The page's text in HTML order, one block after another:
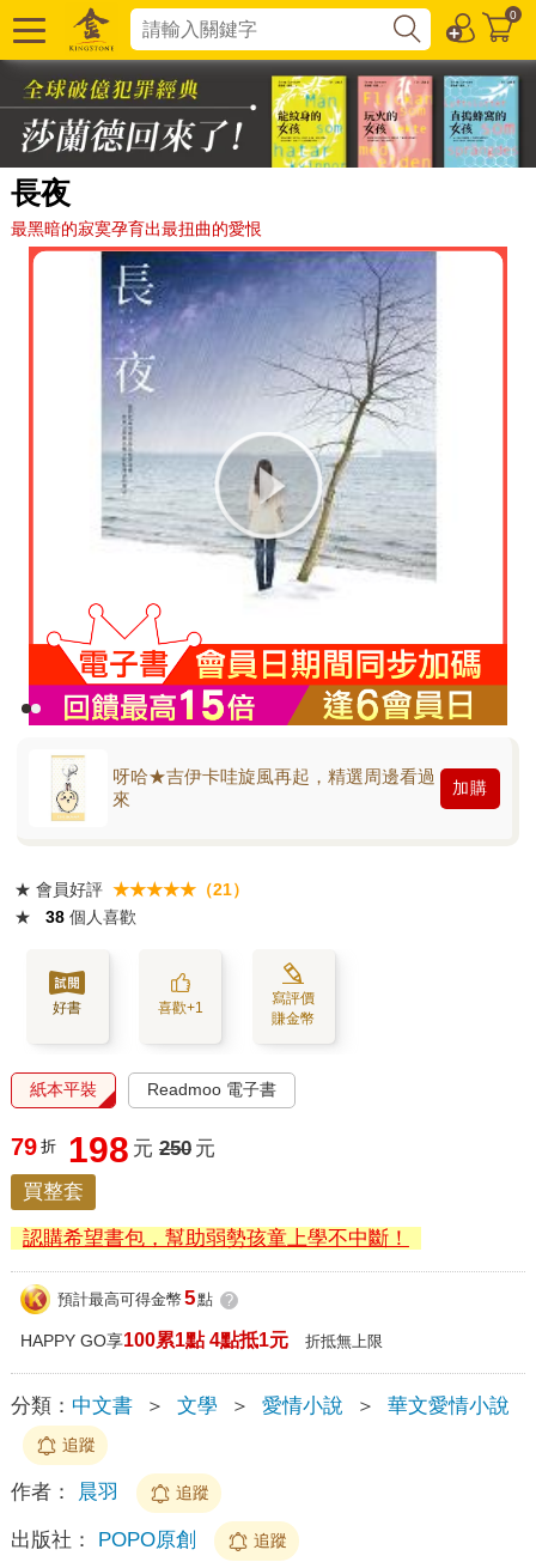
0
長夜
最黑暗的寂寞孕育出最扭曲的愛恨
呀哈★吉伊卡哇旋風再起，精選周邊看過
來
加購
★ 會員好評 ★★★★★（21）
★
38 個人喜歡
好書 喜歡+1
寫評價
賺金幣
紙本平裝 Readmoo 電子書
79 折 198 元 250 元
買整套
認購希望書包，幫助弱勢孩童上學不中斷！
預計最高可得金幣 5點 ?
HAPPY GO享100累1點 4點抵1元 折抵無上限
分類： 中文書 ＞ 文學 ＞ 愛情小說 ＞ 華文愛情小說
追蹤
作者： 晨羽 追蹤
出版社： POPO原創 追蹤